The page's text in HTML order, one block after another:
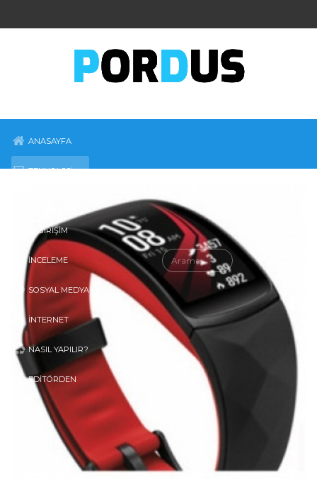
ANASAYFA
TEKNOLOJI
İŞ-GIRIŞIM
İNCELEME
SOSYAL MEDYA
İNTERNET
NASIL YAPILIR?
EDITÖRDEN